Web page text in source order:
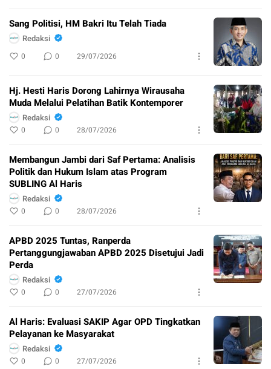
Sang Politisi, HM Bakri Itu Telah Tiada
Redaksi
0 0 29/07/2026
Hj. Hesti Haris Dorong Lahirnya Wirausaha
Muda Melalui Pelatihan Batik Kontemporer
Redaksi
0 0 28/07/2026
Membangun Jambi dari Saf Pertama: Analisis
Politik dan Hukum Islam atas Program
SUBLING Al Haris
Redaksi
0 0 28/07/2026
APBD 2025 Tuntas, Ranperda
Pertanggungjawaban APBD 2025 Disetujui Jadi
Perda
Redaksi
0 0 27/07/2026
Al Haris: Evaluasi SAKIP Agar OPD Tingkatkan
Pelayanan ke Masyarakat
Redaksi
0 0 27/07/2026